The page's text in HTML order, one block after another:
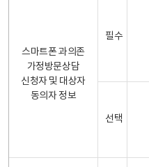
스마트폰 과의존
가정방문상담
신청자 및 대상자
동의자 정보
필수
선택